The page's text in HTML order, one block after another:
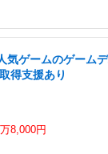
気ゲームのゲーム
得支援あり
8,000円